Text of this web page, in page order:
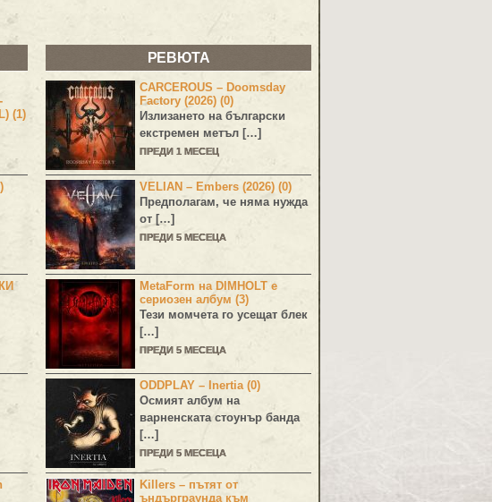
(1)
РЕВЮТА
CARCEROUS – Doomsday
Factory (2026) (0)
Излизането на български
екстремен метъл […]
ПРЕДИ 1 МЕСЕЦ
VELIAN – Embers (2026) (0)
Предполагам, че няма нужда
от […]
ПРЕДИ 5 МЕСЕЦА
MetaForm на DIMHOLT е
сериозен албум (3)
Тези момчета го усещат блек
[…]
ПРЕДИ 5 МЕСЕЦА
ODDPLAY – Inertia (0)
Осмият албум на
варненската стоунър банда
[…]
ПРЕДИ 5 МЕСЕЦА
Killers – пътят от
ъндърграунда към